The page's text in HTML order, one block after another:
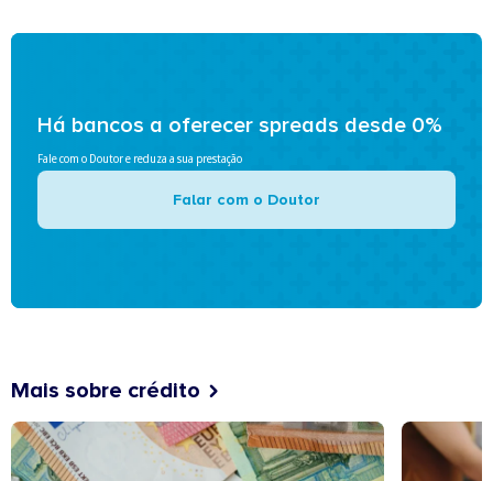
Há bancos a oferecer spreads desde 0%
Fale com o Doutor e reduza a sua prestação
Falar com o Doutor
Mais sobre crédito